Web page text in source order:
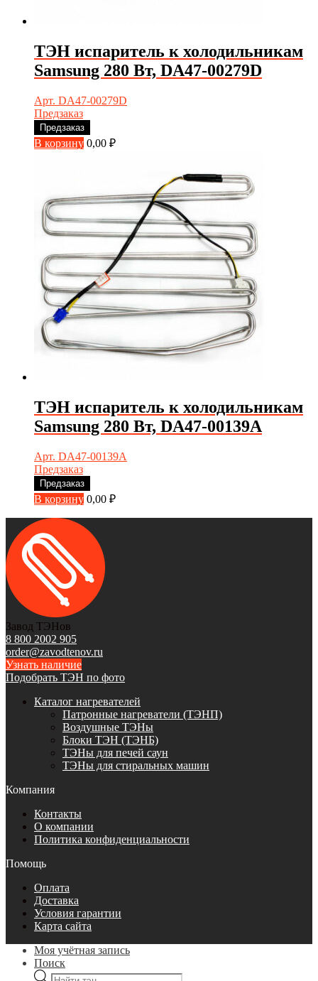
ТЭН испаритель к холодильникам
Samsung 280 Вт, DA47-00279D
Арт. DA47-00279D
Предзаказ
Предзаказ
В корзину 0,00 ₽
ТЭН испаритель к холодильникам
Samsung 280 Вт, DA47-00139A
Арт. DA47-00139A
Предзаказ
Предзаказ
В корзину 0,00 ₽
Завод ТЭНов
8 800 2002 905
order@zavodtenov.ru
Узнать наличие
Подобрать ТЭН по фото
Каталог нагревателей
Патронные нагреватели (ТЭНП)
Воздушные ТЭНы
Блоки ТЭН (ТЭНБ)
ТЭНы для печей саун
ТЭНы для стиральных машин
Компания
Контакты
О компании
Политика конфиденциальности
Помощь
Оплата
Доставка
Условия гарантии
Карта сайта
Моя учётная запись
Поиск
Поиск